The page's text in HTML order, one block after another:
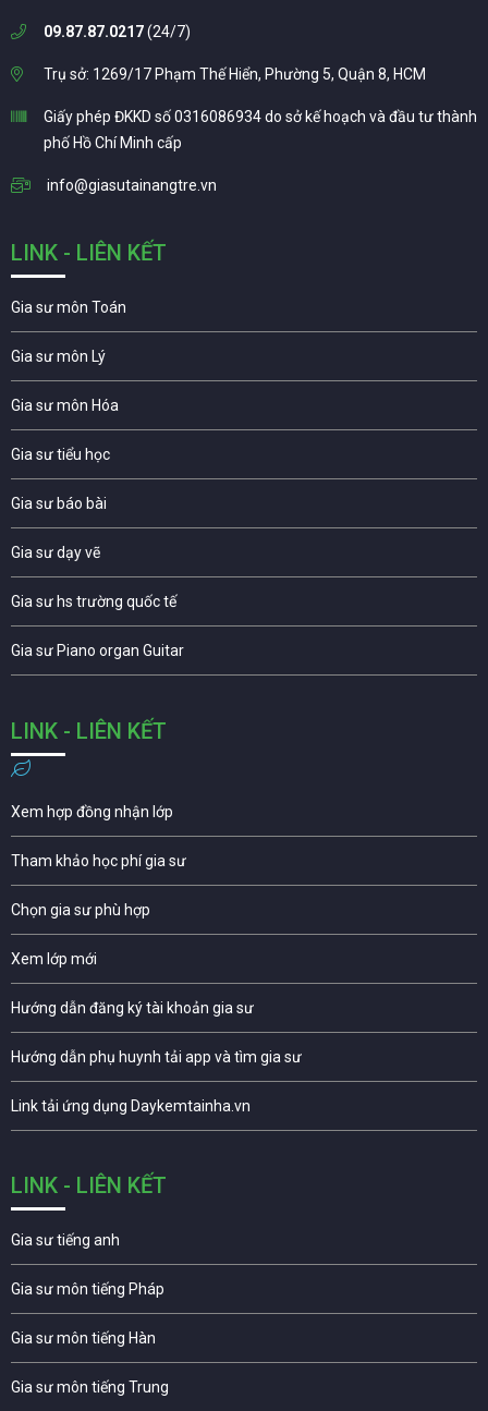
09.87.87.0217(24/7)
Trụ sở: 1269/17 Phạm Thế Hiển, Phường 5, Quận 8, HCM
Giấy phép ĐKKD số 0316086934 do sở kế hoạch và đầu tư thành
phố Hồ Chí Minh cấp
info@giasutainangtre.vn
LINK - LIÊN KẾT
Gia sư môn Toán
Gia sư môn Lý
Gia sư môn Hóa
Gia sư tiểu học
Gia sư báo bài
Gia sư dạy vẽ
Gia sư hs trường quốc tế
Gia sư Piano organ Guitar
LINK - LIÊN KẾT
Xem hợp đồng nhận lớp
Tham khảo học phí gia sư
Chọn gia sư phù hợp
Xem lớp mới
Hướng dẫn đăng ký tài khoản gia sư
Hướng dẫn phụ huynh tải app và tìm gia sư
Link tải ứng dụng Daykemtainha.vn
LINK - LIÊN KẾT
Gia sư tiếng anh
Gia sư môn tiếng Pháp
Gia sư môn tiếng Hàn
Gia sư môn tiếng Trung